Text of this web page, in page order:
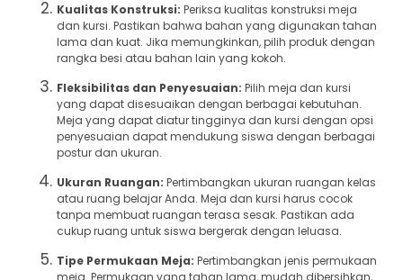
Kualitas Konstruksi: Periksa kualitas konstruksi meja
dan kursi. Pastikan bahwa bahan yang digunakan tahan
lama dan kuat. Jika memungkinkan, pilih produk dengan
rangka besi atau bahan lain yang kokoh.
Fleksibilitas dan Penyesuaian: Pilih meja dan kursi
yang dapat disesuaikan dengan berbagai kebutuhan.
Meja yang dapat diatur tingginya dan kursi dengan opsi
penyesuaian dapat mendukung siswa dengan berbagai
postur dan ukuran.
Ukuran Ruangan: Pertimbangkan ukuran ruangan kelas
atau ruang belajar Anda. Meja dan kursi harus cocok
tanpa membuat ruangan terasa sesak. Pastikan ada
cukup ruang untuk siswa bergerak dengan leluasa.
Tipe Permukaan Meja: Pertimbangkan jenis permukaan
meja. Permukaan yang tahan lama, mudah dibersihkan,